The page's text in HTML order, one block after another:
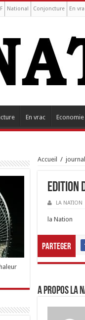
National Conjoncture En
En vrac Economie
Accueil /
Edition
LA NATION
la Nation
Parteger
A propos LA